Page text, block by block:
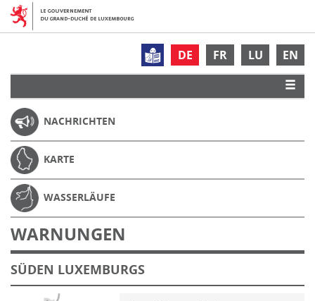
DE FR LU EN
NACHRICHTEN
KARTE
WASSERLÄUFE
WARNUNGEN
SÜDEN LUXEMBURGS